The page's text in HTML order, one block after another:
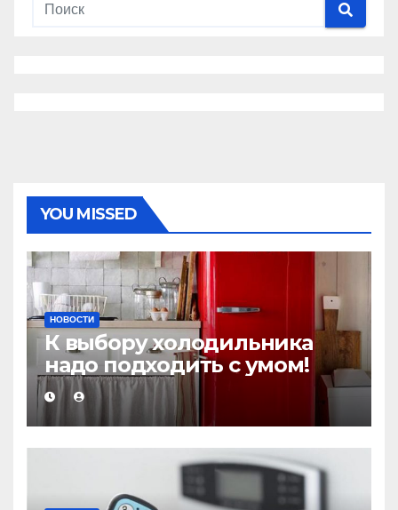
YOU MISSED
НОВОСТИ
К выбору холодильника
надо подходить с умом!